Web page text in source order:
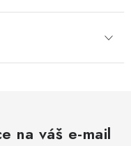
na váš e-mail